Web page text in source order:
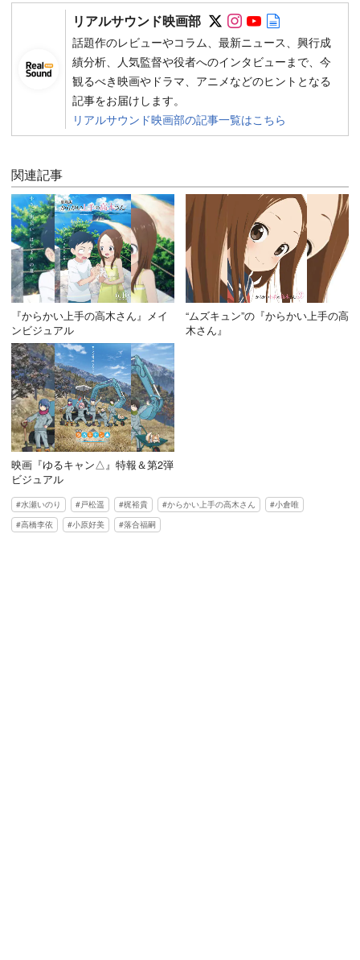
リアルサウンド映画部 Follow on SNS
Follow on SNS
Follow on
話題作のレビューやコラム、最新ニュース、興行成
績分析、人気監督や役者へのインタビューまで、今
観るべき映画やドラマ、アニメなどのヒントとなる
記事をお届けします。
リアルサウンド映画部の記事一覧はこちら
関連記事
『からかい上手の高木さん』メイ
ンビジュアル
“ムズキュン”の『からかい上手の高
木さん』
映画『ゆるキャン△』特報＆第2弾
ビジュアル
水瀬いのり 戸松遥 梶裕貴 からかい上手の高木さん
小倉唯
高橋李依
小原好美 落合福嗣